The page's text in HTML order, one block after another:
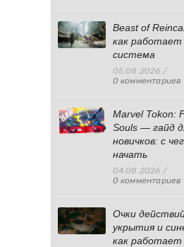
Beast of
как работает
система
05.08.2026 /
0 комментариев
Marvel Tokon:
Souls — гайд
новичков: с
начать
04.08.2026 /
0 комментариев
Очки
укрытия и
как работает